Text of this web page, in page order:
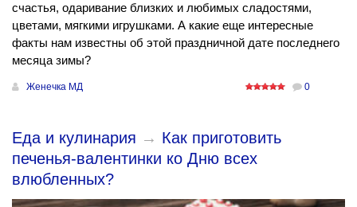
счастья, одаривание близких и любимых сладостями,
цветами, мягкими игрушками. А какие еще интересные
факты нам известны об этой праздничной дате последнего
месяца зимы?
Женечка МД 0
Еда и кулинария → Как приготовить
печенья-валентинки ко Дню всех
влюбленных?